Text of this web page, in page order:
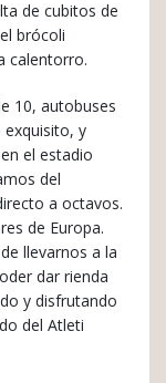
de cubitos de
brócoli
calentorro.
10, autobuses
y
el estadio
del
a octavos.
de Europa.
llevarnos a la
dar rienda
y disfrutando
del Atleti